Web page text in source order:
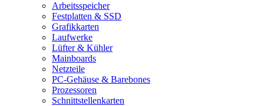
Arbeitsspeicher
Festplatten & SSD
Grafikkarten
Laufwerke
Lüfter & Kühler
Mainboards
Netzteile
PC-Gehäuse & Barebones
Prozessoren
Schnittstellenkarten